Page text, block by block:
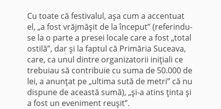
Cu toate că festivalul, aşa cum a accentuat
el, „a fost vrăjmăşit de la început” (referindu-
se la o parte a presei locale care a fost „total
ostilă”, dar şi la faptul că Primăria Suceava,
care, ca unul dintre organizatorii iniţiali ce
trebuiau să contribuie cu suma de 50.000 de
lei, a anunţat pe „ultima sută de metri” că nu
dispune de această sumă), „şi-a atins ţinta şi
a fost un eveniment reuşit”.